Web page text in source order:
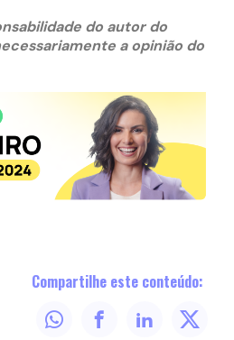
do autor do
a opinião do
Compartilhe este conteúdo: